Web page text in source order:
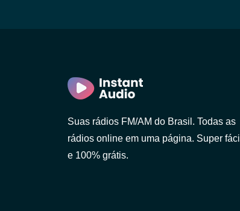
Suas rádios FM/AM do Brasil. Todas as
rádios online em uma página. Super fácil
e 100% grátis.